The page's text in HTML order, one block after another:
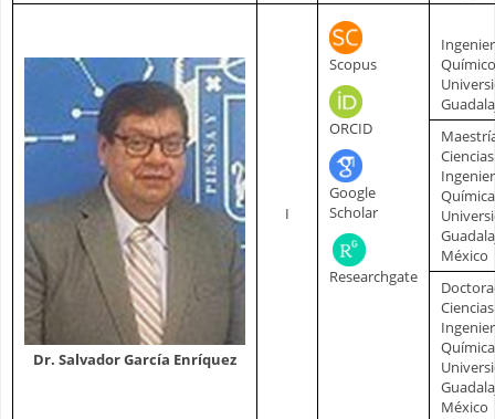
Dr. Salvador García Enríquez
I
Scopus
ORCID
Google
Scholar
Researchgate
Químico
Química
México
Química
México